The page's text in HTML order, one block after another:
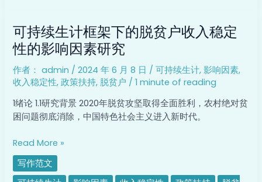
可持续生计框架下的脱贫户收入稳定
性的影响因素研究
作者： admin /2024 年 6 月 8 日 /可持续生计,影响因素,
收入稳定性,政策扶持, 脱贫户 /1 minute of reading
1绪论 1.1研究背景 2020年脱贫攻坚取得全面胜利，农村绝对贫
困问题彻底消除，中国特色社会主义进入新时代。
持
续
生
计
框
架
下
的
户
收
Read More »
写作范文